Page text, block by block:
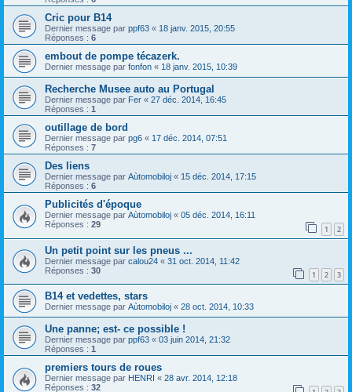
Cric pour B14
Dernier message par ppf63 « 18 janv. 2015, 20:55
Réponses : 6
embout de pompe técazerk.
Dernier message par fonfon « 18 janv. 2015, 10:39
Recherche Musee auto au Portugal
Dernier message par Fer « 27 déc. 2014, 16:45
Réponses : 1
outillage de bord
Dernier message par pg6 « 17 déc. 2014, 07:51
Réponses : 7
Des liens
Dernier message par Aùtomobiloj « 15 déc. 2014, 17:15
Réponses : 6
Publicités d'époque
Dernier message par Aùtomobiloj « 05 déc. 2014, 16:11
Réponses : 29 1 2
Un petit point sur les pneus ...
Dernier message par calou24 « 31 oct. 2014, 11:42
Réponses : 30 1 2 3
B14 et vedettes, stars
Dernier message par Aùtomobiloj « 28 oct. 2014, 10:33
Une panne; est- ce possible !
Dernier message par ppf63 « 03 juin 2014, 21:32
Réponses : 1
premiers tours de roues
Dernier message par HENRI « 28 avr. 2014, 12:18
Réponses : 32